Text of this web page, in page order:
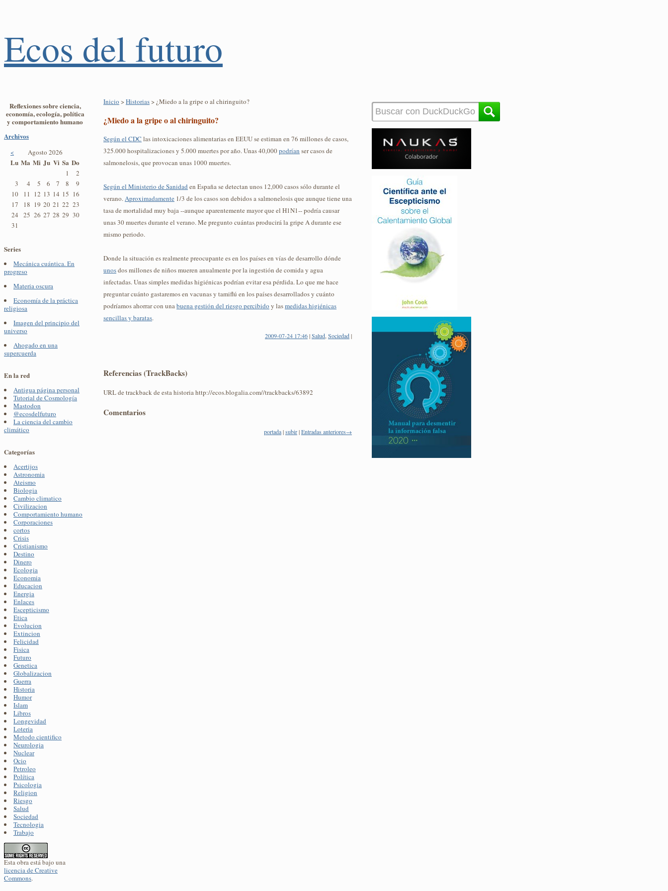
Ecos del futuro
Reflexiones sobre ciencia,
economía, ecología, política
y comportamiento humano
Archivos
< Agosto 2026
Lu Ma Mi Ju Vi Sa Do
1
2
3
4 5 6 7 8
9
10
11 12 13 14 15 16
17
18 19 20 21 22 23
24
25 26 27 28 29 30
31
Series
Mecánica cuántica. En
progreso
Materia oscura
Economía de la práctica
religiosa
Imagen del principio del
universo
Ahogado en una
supercuerda
En la red
Antigua página personal
Tutorial de Cosmología
Mastodon
@ecosdelfuturo
La ciencia del cambio
climático
Categorías
Acertijos
Astronomia
Ateismo
Biologia
Cambio climatico
Civilizacion
Comportamiento humano
Corporaciones
cortos
Crisis
Cristianismo
Destino
Dinero
Ecologia
Economia
Educacion
Energia
Enlaces
Escepticismo
Etica
Evolucion
Extincion
Felicidad
Fisica
Futuro
Genetica
Globalizacion
Guerra
Historia
Humor
Islam
Libros
Longevidad
Loteria
Metodo cientifico
Neurologia
Nuclear
Ocio
Petroleo
Política
Psicologia
Religion
Riesgo
Salud
Sociedad
Tecnologia
Trabajo
Esta obra está bajo una
licencia de Creative
Commons.
Inicio >Historias> ¿Miedo a la gripe o al chiringuito?
¿Miedo a la gripe o al chiringuito?
Según el CDC las intoxicaciones alimentarias en EEUU se estiman en 76 millones de casos,
325.000 hospitalizaciones y 5.000 muertes por año. Unas 40,000podrían ser casos de
salmonelosis, que provocan unas 1000 muertes.
Según el Ministerio de Sanidad en España se detectan unos 12,000 casos sólo durante el
verano.Aproximadamente 1/3 de los casos son debidos a salmonelosis que aunque tiene una
tasa de mortalidad muy baja --aunque aparentemente mayor que el H1N1-- podría causar
unas 30 muertes durante el verano. Me pregunto cuántas producirá la gripe A durante ese
mismo periodo.
Donde la situación es realmente preocupante es en los países en vías de desarrollo dónde
unosdos millones de niños mueren anualmente por la ingestión de comida y agua
infectadas. Unas simples medidas higiénicas podrían evitar esa pérdida. Lo que me hace
preguntar cuánto gastaremos en vacunas y tamiflú en los países desarrollados y cuánto
podríamos ahorrar con unabuena gestión del riesgo percibido y lasmedidas higiénicas
sencillas y baratas.
2009-07-24 17:46|Salud Sociedad|
Referencias (TrackBacks)
URL de trackback de esta historia http://ecos.blogalia.com//trackbacks/63892
Comentarios
portada|subir|Entradas anteriores→